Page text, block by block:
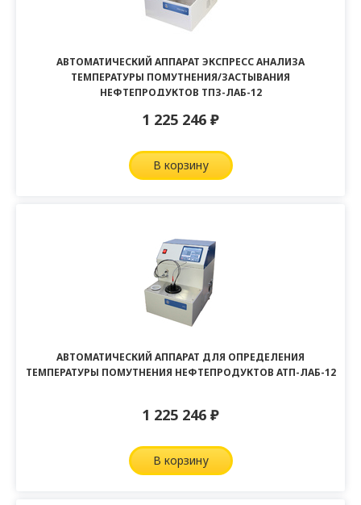
АВТОМАТИЧЕСКИЙ АППАРАТ ЭКСПРЕСС АНАЛИЗА
ТЕМПЕРАТУРЫ ПОМУТНЕНИЯ/ЗАСТЫВАНИЯ
НЕФТЕПРОДУКТОВ ТПЗ-ЛАБ-12
1 225 246 ₽
в корзину
АВТОМАТИЧЕСКИЙ АППАРАТ ДЛЯ ОПРЕДЕЛЕНИЯ
ТЕМПЕРАТУРЫ ПОМУТНЕНИЯ НЕФТЕПРОДУКТОВ АТП-ЛАБ-12
1 225 246 ₽
в корзину